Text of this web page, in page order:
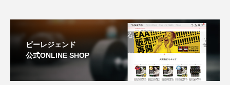
ビーレジェンド
公式ONLINE SHOP